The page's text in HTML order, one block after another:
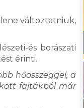
változtatniuk,
és borászati
érinti.
hőösszeggel, a
fajtákból már